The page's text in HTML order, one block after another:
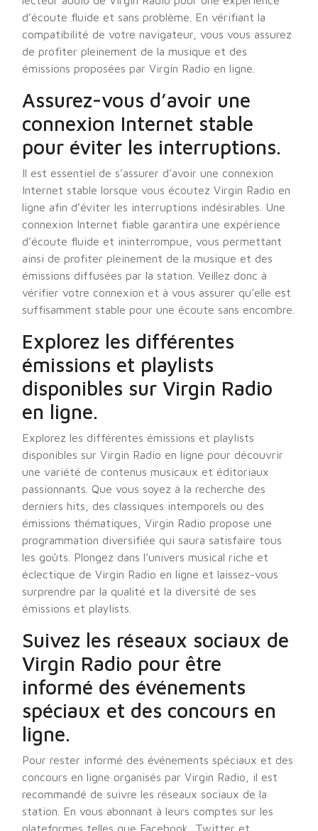
d’écoute fluide et sans problème. En vérifiant la
compatibilité de votre navigateur, vous vous assurez
de profiter pleinement de la musique et des
émissions proposées par Virgin Radio en ligne.
Assurez-vous d’avoir une
connexion Internet stable
pour éviter les interruptions.
Il est essentiel de s’assurer d’avoir une connexion
Internet stable lorsque vous écoutez Virgin Radio en
ligne afin d’éviter les interruptions indésirables. Une
connexion Internet fiable garantira une expérience
d’écoute fluide et ininterrompue, vous permettant
ainsi de profiter pleinement de la musique et des
émissions diffusées par la station. Veillez donc à
vérifier votre connexion et à vous assurer qu’elle est
suffisamment stable pour une écoute sans encombre.
Explorez les différentes
émissions et playlists
disponibles sur Virgin Radio
en ligne.
Explorez les différentes émissions et playlists
disponibles sur Virgin Radio en ligne pour découvrir
une variété de contenus musicaux et éditoriaux
passionnants. Que vous soyez à la recherche des
derniers hits, des classiques intemporels ou des
émissions thématiques, Virgin Radio propose une
programmation diversifiée qui saura satisfaire tous
les goûts. Plongez dans l’univers musical riche et
éclectique de Virgin Radio en ligne et laissez-vous
surprendre par la qualité et la diversité de ses
émissions et playlists.
Suivez les réseaux sociaux de
Virgin Radio pour être
informé des événements
spéciaux et des concours en
ligne.
Pour rester informé des événements spéciaux et des
concours en ligne organisés par Virgin Radio, il est
recommandé de suivre les réseaux sociaux de la
station. En vous abonnant à leurs comptes sur les
plateformes telles que Facebook, Twitter et